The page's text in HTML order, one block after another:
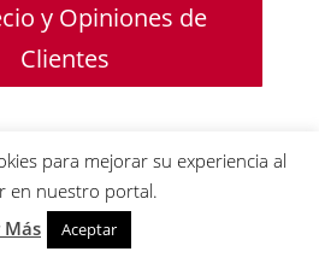
y Opiniones de
Clientes
2 pelotas de
para mejorar su experiencia al
en nuestro portal.
Más
Aceptar